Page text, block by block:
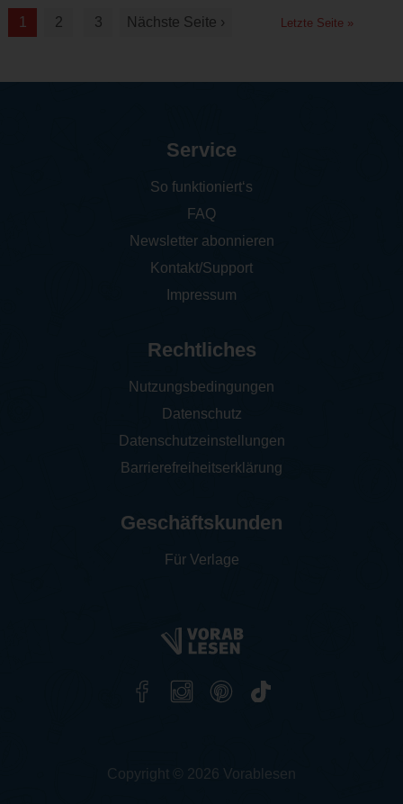
1 2 3 Nächste Seite › Letzte Seite »
Service
So funktioniert‘s
FAQ
Newsletter abonnieren
Kontakt/Support
Impressum
Rechtliches
Nutzungsbedingungen
Datenschutz
Datenschutzeinstellungen
Barrierefreiheitserklärung
Geschäftskunden
Für Verlage
Copyright © 2026 Vorablesen